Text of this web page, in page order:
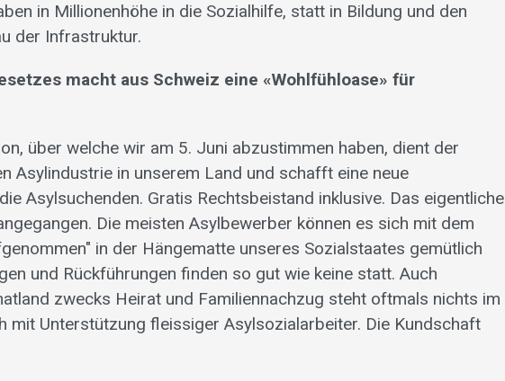
in Millionenhöhe in die Sozialhilfe, statt in Bildung und den
der Infrastruktur.
macht aus Schweiz eine «Wohlfühloase» für
über welche wir am 5. Juni abzustimmen haben, dient der
Asylindustrie in unserem Land und schafft eine neue
Asylsuchenden. Gratis Rechtsbeistand inklusive. Das eigentliche
Die meisten Asylbewerber können es sich mit dem
in der Hängematte unseres Sozialstaates gemütlich
und Rückführungen finden so gut wie keine statt. Auch
zwecks Heirat und Familiennachzug steht oftmals nichts im
mit Unterstützung fleissiger Asylsozialarbeiter. Die Kundschaft